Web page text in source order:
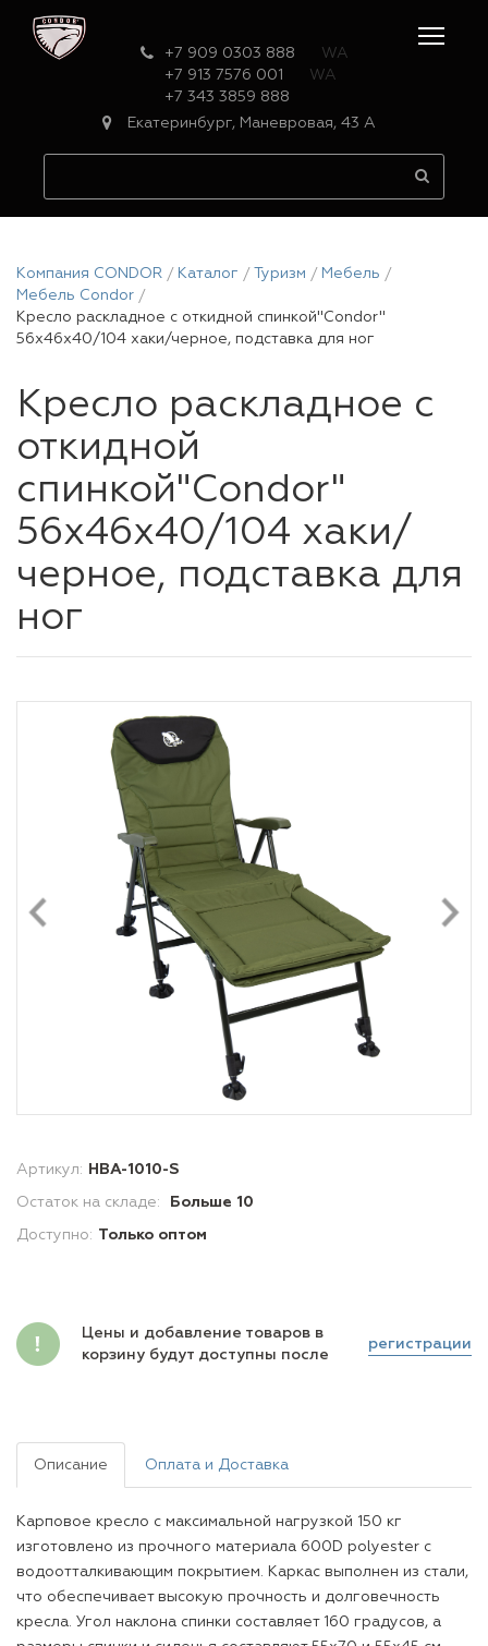
+7 909 0303 888
WA
+7 913 7576 001
WA
+7 343 3859 888
Екатеринбург, Маневровая, 43 А
Компания CONDOR Каталог Туризм
Мебель
Мебель Condor
Кресло раскладное с откидной спинкой"Condor"
56х46х40/104 хаки/черное, подставка для ног
Кресло раскладное с
откидной
спинкой"Condor"
56х46х40/104 хаки/
черное, подставка для
ног
Артикул: HBA-1010-S
Остаток на складе: Больше 10
Доступно: Только оптом
Цены и добавление товаров в
корзину будут доступны после
регистрации
Описание Оплата и Доставка
Карповое кресло с максимальной нагрузкой 150 кг
изготовлено из прочного материала 600D polyester с
водоотталкивающим покрытием. Каркас выполнен из стали,
что обеспечивает высокую прочность и долговечность
кресла. Угол наклона спинки составляет 160 градусов, а